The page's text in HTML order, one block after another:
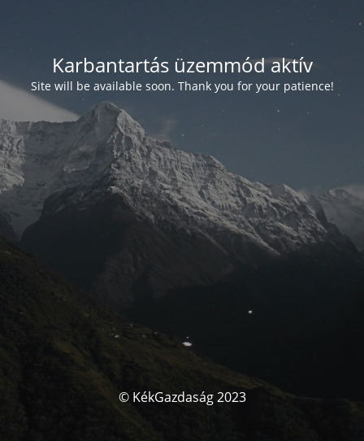
Karbantartás üzemmód aktív
Site will be available soon. Thank you for your patience!
© KékGazdaság 2023